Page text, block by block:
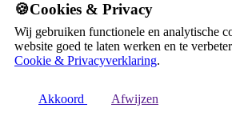
🍪Cookies & Privacy
Wij gebruiken functionele en analytische
website goed te laten werken en te
Cookie & Privacyverklaring.
Akkoord Afwijzen